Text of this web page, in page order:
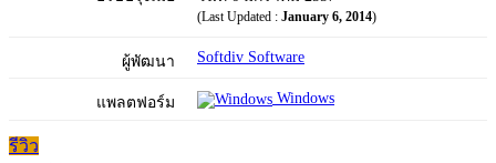
(Last Updated : January 6, 2014)
ผู้พัฒนา Softdiv Software
แพลตฟอร์ม Windows
รีวิว